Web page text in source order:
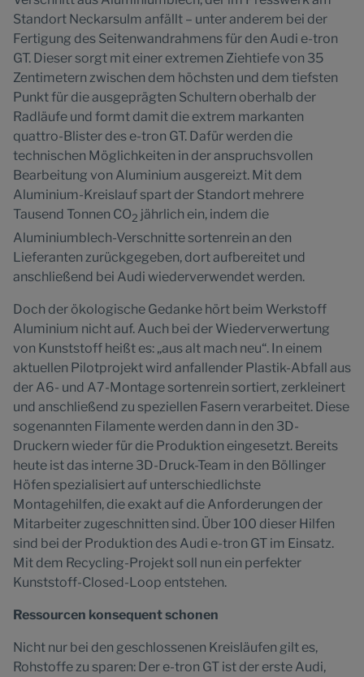
Standort Neckarsulm anfällt – unter anderem bei der
Fertigung des Seitenwandrahmens für den Audi e-tron
GT. Dieser sorgt mit einer extremen Ziehtiefe von 35
Zentimetern zwischen dem höchsten und dem tiefsten
Punkt für die ausgeprägten Schultern oberhalb der
Radläufe und formt damit die extrem markanten
quattro-Blister des e-tron GT. Dafür werden die
technischen Möglichkeiten in der anspruchsvollen
Bearbeitung von Aluminium ausgereizt. Mit dem
Aluminium-Kreislauf spart der Standort mehrere
Tausend Tonnen CO2 jährlich ein, indem die
Aluminiumblech-Verschnitte sortenrein an den
Lieferanten zurückgegeben, dort aufbereitet und
anschließend bei Audi wiederverwendet werden.
Doch der ökologische Gedanke hört beim Werkstoff
Aluminium nicht auf. Auch bei der Wiederverwertung
von Kunststoff heißt es: „aus alt mach neu“. In einem
aktuellen Pilotprojekt wird anfallender Plastik-Abfall aus
der A6- und A7-Montage sortenrein sortiert, zerkleinert
und anschließend zu speziellen Fasern verarbeitet. Diese
sogenannten Filamente werden dann in den 3D-
Druckern wieder für die Produktion eingesetzt. Bereits
heute ist das interne 3D-Druck-Team in den Böllinger
Höfen spezialisiert auf unterschiedlichste
Montagehilfen, die exakt auf die Anforderungen der
Mitarbeiter zugeschnitten sind. Über 100 dieser Hilfen
sind bei der Produktion des Audi e-tron GT im Einsatz.
Mit dem Recycling-Projekt soll nun ein perfekter
Kunststoff-Closed-Loop entstehen.
Ressourcen konsequent schonen
Nicht nur bei den geschlossenen Kreisläufen gilt es,
Rohstoffe zu sparen: Der e-tron GT ist der erste Audi,